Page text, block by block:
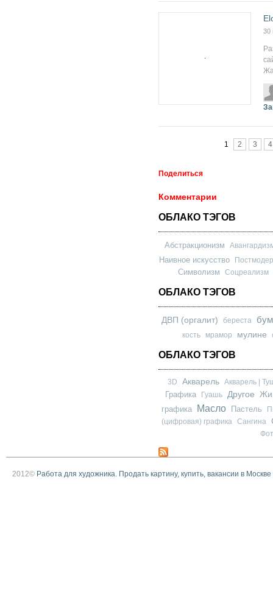
30
1 2 3 4
Поделиться
Комментарии
ОБЛАКО ТЭГОВ
Абстракционизм
Наивное искусство
Символизм Соцреализм
ОБЛАКО ТЭГОВ
ДВП (оргалит) береста
кость мрамор мулине
ОБЛАКО ТЭГОВ
3D Акварель Акварель |
Графика Гуашь Другое
графика
Масло Пастель
(цифровая) графика Сангина
2012© Работа для художника. Продать картину, купить, вакансии в Москве